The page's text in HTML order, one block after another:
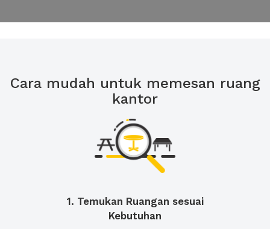
Cara mudah untuk memesan ruang
kantor
1. Temukan Ruangan sesuai
Kebutuhan